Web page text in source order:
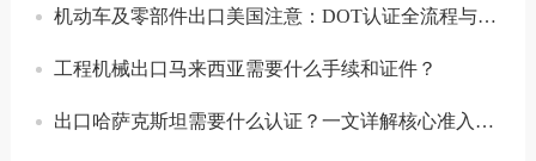
机动车及零部件出口美国注意：DOT认证全流程与合规要点详解
工程机械出口马来西亚需要什么手续和证件？
出口哈萨克斯坦需要什么认证？一文详解核心准入要求